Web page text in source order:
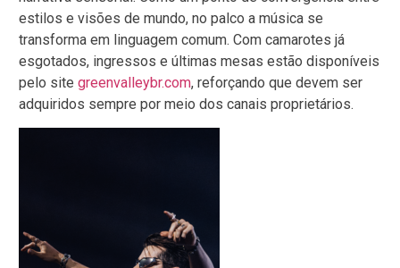
estilos e visões de mundo, no palco a música se
transforma em linguagem comum. Com camarotes já
esgotados, ingressos e últimas mesas estão disponíveis
pelo site greenvalleybr.com, reforçando que devem ser
adquiridos sempre por meio dos canais proprietários.